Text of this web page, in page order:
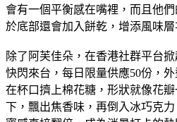
於底部還會加入餅乾，增添風味層
快閃來台，每日限量供應50份，
在杯口擠上棉花糖，形狀就像花
下，飄出焦香味，再倒入冰巧克
蜜感直接翻倍，成為消暑打卡的